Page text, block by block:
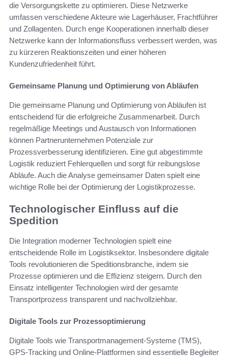
die Versorgungskette zu optimieren. Diese Netzwerke
umfassen verschiedene Akteure wie Lagerhäuser, Frachtführer
und Zollagenten. Durch enge Kooperationen innerhalb dieser
Netzwerke kann der Informationsfluss verbessert werden, was
zu kürzeren Reaktionszeiten und einer höheren
Kundenzufriedenheit führt.
Gemeinsame Planung und Optimierung von Abläufen
Die gemeinsame Planung und Optimierung von Abläufen ist
entscheidend für die erfolgreiche Zusammenarbeit. Durch
regelmäßige Meetings und Austausch von Informationen
können Partnerunternehmen Potenziale zur
Prozessverbesserung identifizieren. Eine gut abgestimmte
Logistik reduziert Fehlerquellen und sorgt für reibungslose
Abläufe. Auch die Analyse gemeinsamer Daten spielt eine
wichtige Rolle bei der Optimierung der Logistikprozesse.
Technologischer Einfluss auf die
Spedition
Die Integration moderner Technologien spielt eine
entscheidende Rolle im Logistiksektor. Insbesondere digitale
Tools revolutionieren die Speditionsbranche, indem sie
Prozesse optimieren und die Effizienz steigern. Durch den
Einsatz intelligenter Technologien wird der gesamte
Transportprozess transparent und nachvollziehbar.
Digitale Tools zur Prozessoptimierung
Digitale Tools wie Transportmanagement-Systeme (TMS),
GPS-Tracking und Online-Plattformen sind essentielle Begleiter